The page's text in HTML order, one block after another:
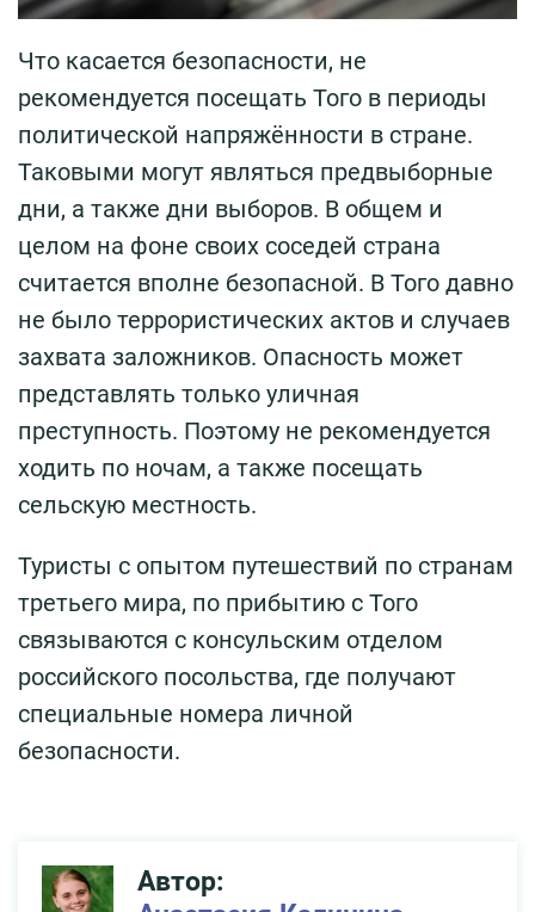
Что касается безопасности, не
рекомендуется посещать Того в периоды
политической напряжённости в стране.
Таковыми могут являться предвыборные
дни, а также дни выборов. В общем и
целом на фоне своих соседей страна
считается вполне безопасной. В Того давно
не было террористических актов и случаев
захвата заложников. Опасность может
представлять только уличная
преступность. Поэтому не рекомендуется
ходить по ночам, а также посещать
сельскую местность.
Туристы с опытом путешествий по странам
третьего мира, по прибытию с Того
связываются с консульским отделом
российского посольства, где получают
специальные номера личной
безопасности.
Автор: